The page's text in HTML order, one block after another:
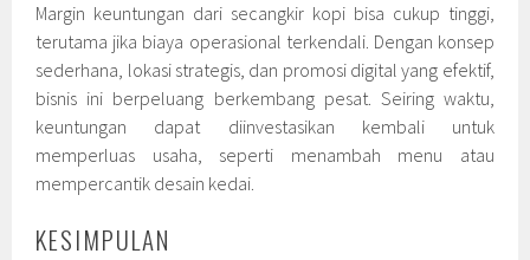
Margin keuntungan dari secangkir kopi bisa cukup tinggi,
terutama jika biaya operasional terkendali. Dengan konsep
sederhana, lokasi strategis, dan promosi digital yang efektif,
bisnis ini berpeluang berkembang pesat. Seiring waktu,
keuntungan dapat diinvestasikan kembali untuk
memperluas usaha, seperti menambah menu atau
mempercantik desain kedai.
KESIMPULAN